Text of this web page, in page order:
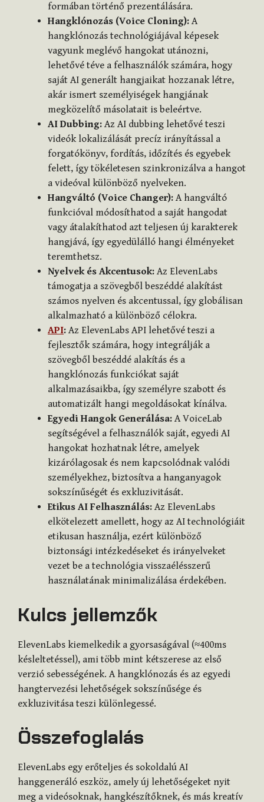
formában történő prezentálására.
Hangklónozás (Voice Cloning): A
hangklónozás technológiájával képesek
vagyunk meglévő hangokat utánozni,
lehetővé téve a felhasználók számára, hogy
saját AI generált hangjaikat hozzanak létre,
akár ismert személyiségek hangjának
megközelítő másolatait is beleértve.
AI Dubbing: Az AI dubbing lehetővé teszi
videók lokalizálását precíz irányítással a
forgatókönyv, fordítás, időzítés és egyebek
felett, így tökéletesen szinkronizálva a hangot
a videóval különböző nyelveken.
Hangváltó (Voice Changer): A hangváltó
funkcióval módosíthatod a saját hangodat
vagy átalakíthatod azt teljesen új karakterek
hangjává, így egyedülálló hangi élményeket
teremthetsz.
Nyelvek és Akcentusok: Az ElevenLabs
támogatja a szövegből beszéddé alakítást
számos nyelven és akcentussal, így globálisan
alkalmazható a különböző célokra.
API: Az ElevenLabs API lehetővé teszi a
fejlesztők számára, hogy integrálják a
szövegből beszéddé alakítás és a
hangklónozás funkciókat saját
alkalmazásaikba, így személyre szabott és
automatizált hangi megoldásokat kínálva.
Egyedi Hangok Generálása: A VoiceLab
segítségével a felhasználók saját, egyedi AI
hangokat hozhatnak létre, amelyek
kizárólagosak és nem kapcsolódnak valódi
személyekhez, biztosítva a hanganyagok
sokszínűségét és exkluzivitását.
Etikus AI Felhasználás: Az ElevenLabs
elkötelezett amellett, hogy az AI technológiáit
etikusan használja, ezért különböző
biztonsági intézkedéseket és irányelveket
vezet be a technológia visszaélésszerű
használatának minimalizálása érdekében.
Kulcs jellemzők
ElevenLabs kiemelkedik a gyorsaságával (≈400ms
késleltetéssel), ami több mint kétszerese az első
verzió sebességének. A hangklónozás és az egyedi
hangtervezési lehetőségek sokszínűsége és
exkluzivitása teszi különlegessé.
Összefoglalás
ElevenLabs egy erőteljes és sokoldalú AI
hanggeneráló eszköz, amely új lehetőségeket nyit
meg a videósoknak, hangkészítőknek, és más kreatív